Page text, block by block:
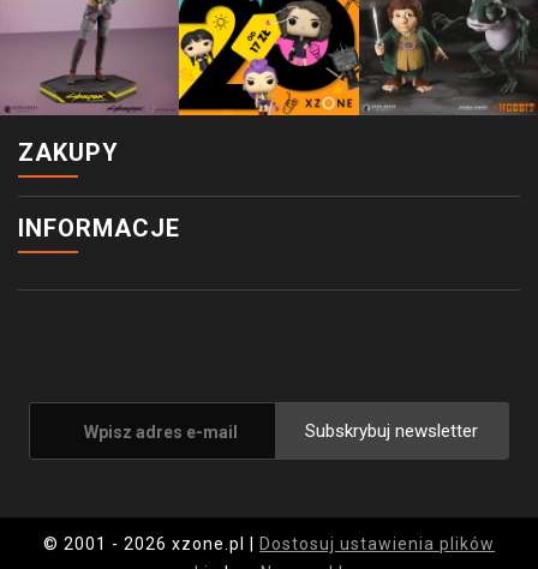
ZAKUPY
INFORMACJE
Subskrybuj newsletter
© 2001 - 2026 xzone.pl |
Dostosuj ustawienia plików